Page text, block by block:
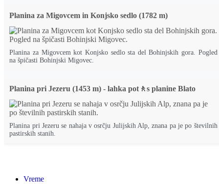
Planina za Migovcem in Konjsko sedlo (1782 m)
Planina za Migovcem kot Konjsko sedlo sta del Bohinjskih gora. Pogled
na špičasti Bohinjski Migovec.
Planina pri Jezeru (1453 m) - lahka pot🚶s planine Blato
Planina pri Jezeru se nahaja v osrčju Julijskih Alp, znana pa je po številnih
pastirskih stanih.
Vreme